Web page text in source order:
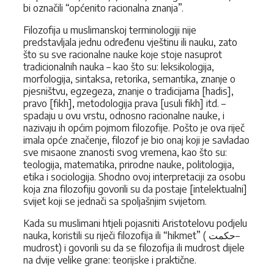
bi označili “općenito racionalna znanja”.
Filozofija u muslimanskoj terminologiji nije
predstavljala jednu određenu vještinu ili nauku, zato
što su sve racionalne nauke koje stoje nasuprot
tradicionalnih nauka – kao što su: leksikologija,
morfologija, sintaksa, retorika, semantika, znanje o
pjesništvu, egzegeza, znanje o tradicijama [hadis],
pravo [fikh], metodologija prava [usuli fikh] itd. –
spadaju u ovu vrstu, odnosno racionalne nauke, i
nazivaju ih općim pojmom filozofije. Pošto je ova riječ
imala opće značenje, filozof je bio onaj koji je savladao
sve misaone znanosti svog vremena, kao što su:
teologija, matematika, prirodne nauke, politologija,
etika i sociologija. Shodno ovoj interpretaciji za osobu
koja zna filozofiju govorili su da postaje [intelektualni]
svijet koji se jednači sa spoljašnjim svijetom.
Kada su muslimani htjeli pojasniti Aristotelovu podjelu
nauka, koristili su riječi filozofija ili “hikmet” ( حکمت–
mudrost) i govorili su da se filozofija ili mudrost dijele
na dvije velike grane: teorijske i praktične.